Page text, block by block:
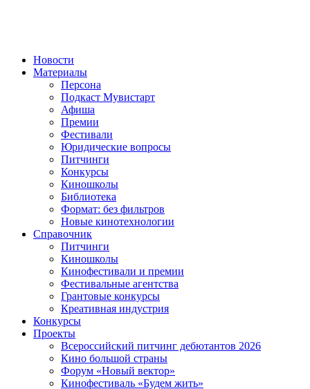
Новости
Материалы
Персона
Подкаст Мувистарт
Афиша
Премии
Фестивали
Юридические вопросы
Питчинги
Конкурсы
Киношколы
Библиотека
Формат: без фильтров
Новые кинотехнологии
Справочник
Питчинги
Киношколы
Кинофестивали и премии
Фестивальные агентства
Грантовые конкурсы
Креативная индустрия
Конкурсы
Проекты
Всероссийский питчинг дебютантов 2026
Кино большой страны
Форум «Новый вектор»
Кинофестиваль «Будем жить»